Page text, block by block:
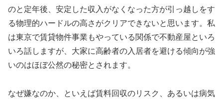
のと定年後、安定した収入がなくなった方が引っ越しをす
る物理的ハードルの高さがクリアできないと思います。私
は東京で賃貸物件事業もやっている関係で不動産屋といろ
いろ話しますが、大家に高齢者の入居者を避ける傾向が強
いのはほぼ公然の秘密とされます。
なぜ嫌なのか、といえば賃料回収のリスク、あるいは病気